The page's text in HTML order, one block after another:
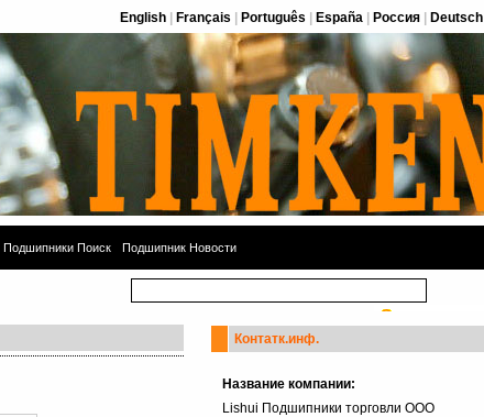
English Français Português España Россия Deutsch
Подшипники Поиск Подшипник Новости
Контатк.инф.
Название компании:
Lishui Подшипники торговли ООО